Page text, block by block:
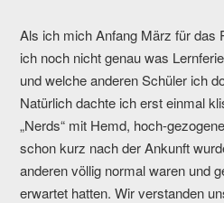
Als ich mich Anfang März für das
ich noch nicht genau was
und welche anderen Schüler ich
Natürlich dachte ich erst einmal
„Nerds“ mit Hemd, hoch-
schon kurz nach der Ankunft
anderen völlig normal waren und
erwartet hatten. Wir verstanden